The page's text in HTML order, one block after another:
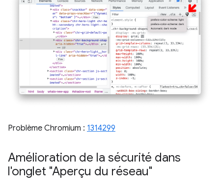
Problème Chromium : 1314299
Amélioration de la sécurité dans
l'onglet "Aperçu du réseau"